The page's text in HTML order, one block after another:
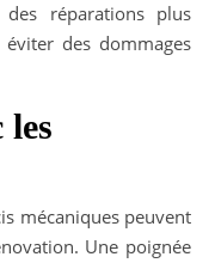
réparations plus
des dommages
les
mécaniques peuvent
Une poignée